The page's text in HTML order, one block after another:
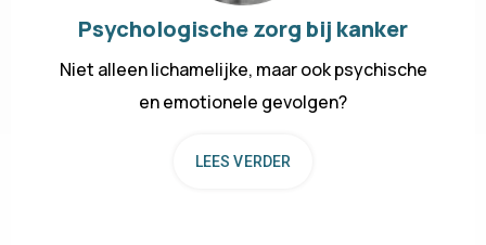
Psychologische zorg bij kanker
Niet alleen lichamelijke, maar ook psychische
en emotionele gevolgen?
LEES VERDER